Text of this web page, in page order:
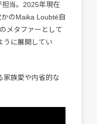
担当。2025年現在
のMaika Loubté自
メタファーとして
うに展開してい
家族愛や内省的な